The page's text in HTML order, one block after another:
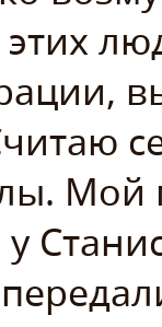
Мой